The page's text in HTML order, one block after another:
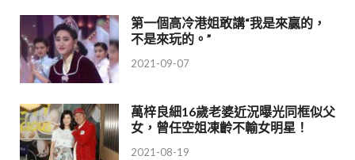
第一個高冷港姐敢講“我是來贏的，
不是來玩的。”
2021-09-07
萬梓良細16歲老婆近況曝光同框似父
女，曾任空姐凍齡不輸女明星！
2021-08-19